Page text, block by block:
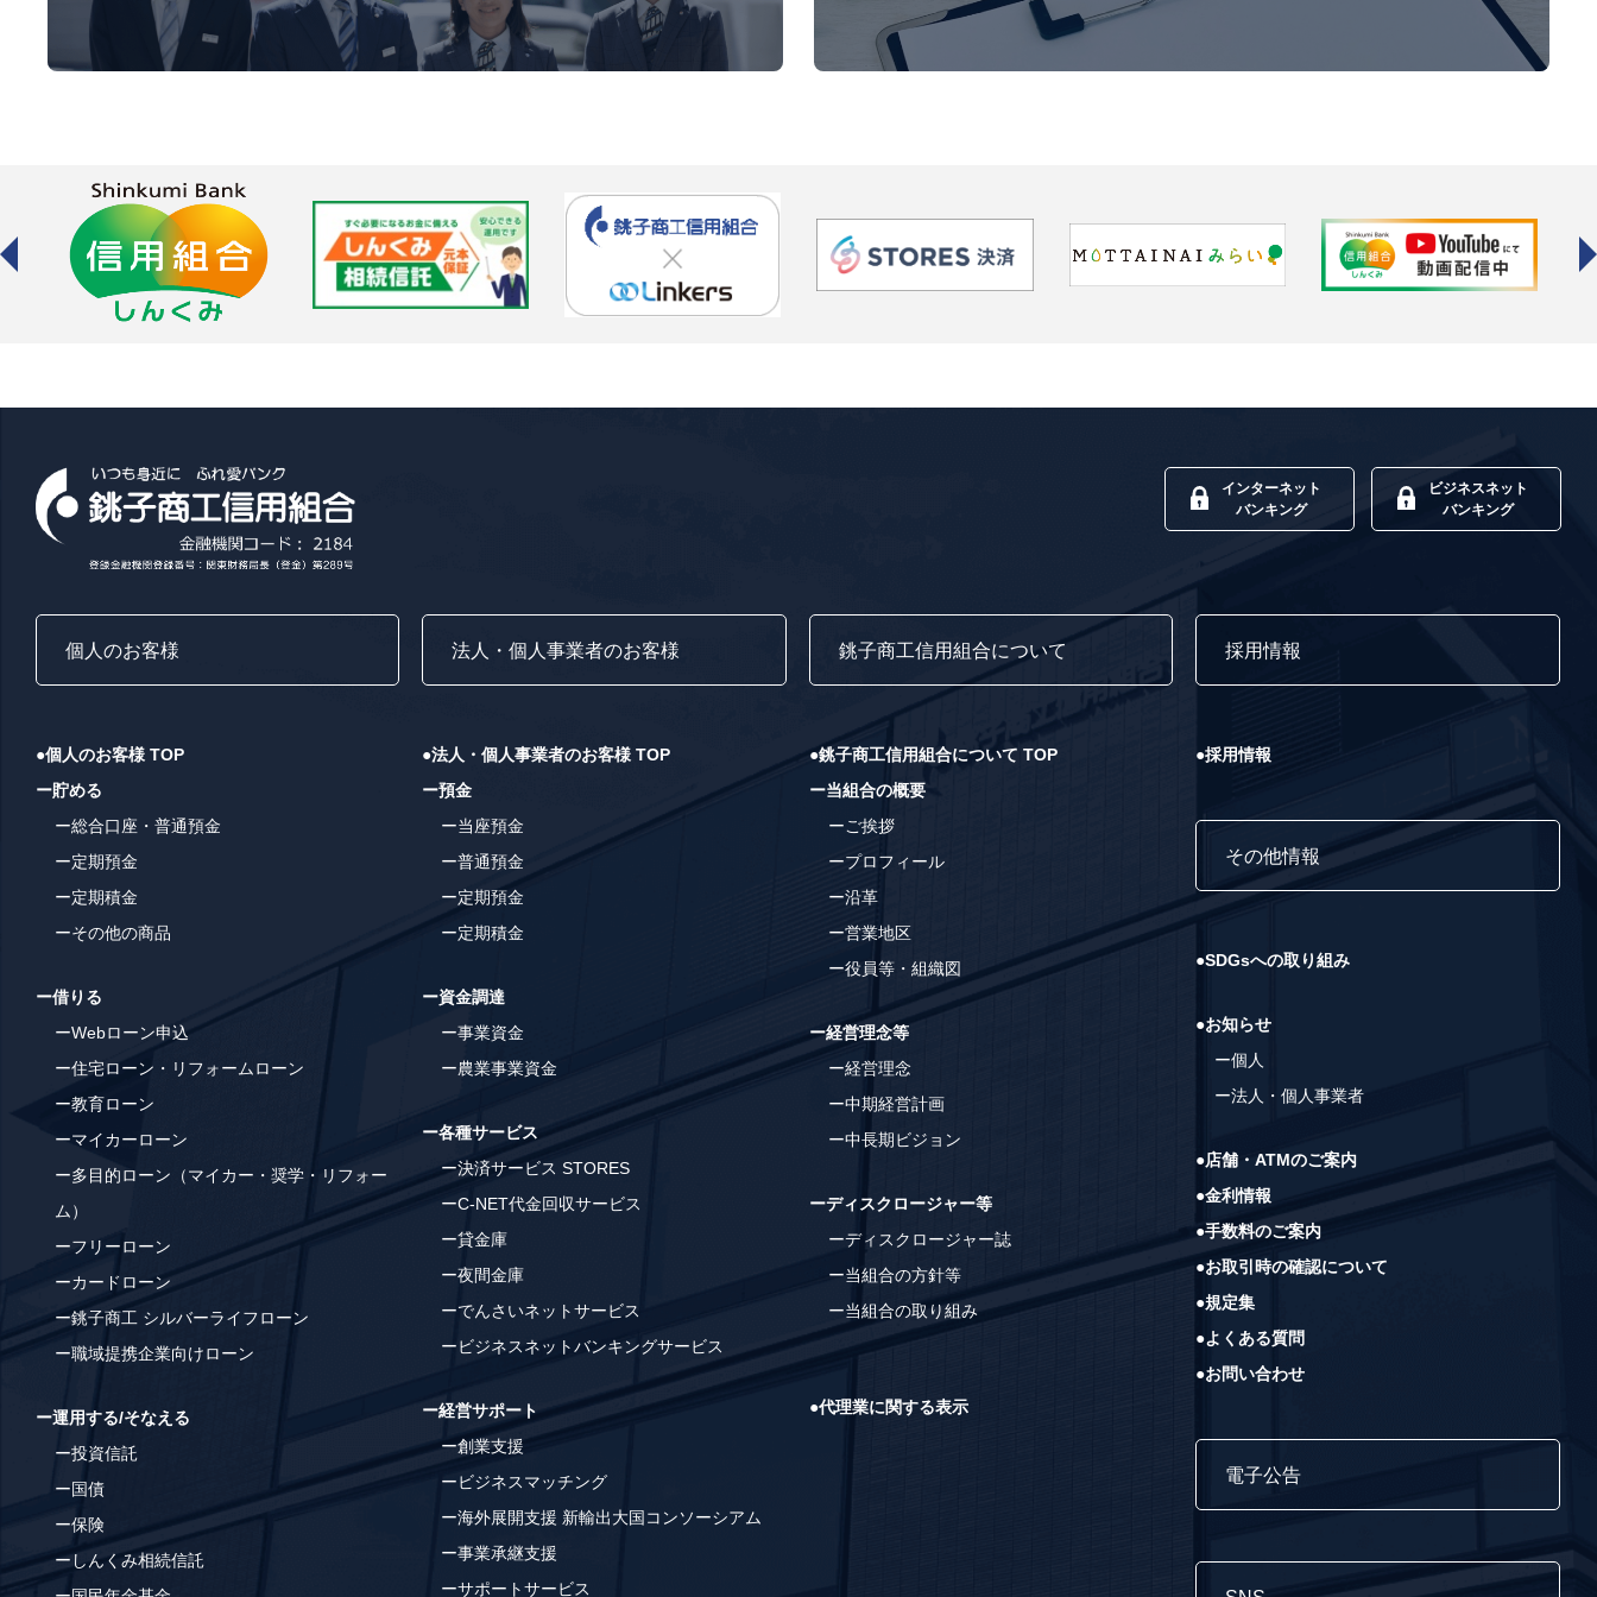
インターネット
バンキング
ビジネスネット
バンキング
個人のお客様
●個人のお客様 TOP
ー貯める
ー総合口座・普通預金
ー定期預金
ー定期積金
ーその他の商品
ー借りる
ーWebローン申込
ー住宅ローン・リフォームローン
ー教育ローン
ーマイカーローン
ー多目的ローン（マイカー・奨学・リフォー
ム）
ーフリーローン
ーカードローン
ー銚子商工 シルバーライフローン
ー職域提携企業向けローン
ー運用する/そなえる
ー投資信託
ー国債
ー保険
ーしんくみ相続信託
法人・個人事業者のお客様
●法人・個人事業者のお客様 TOP
ー預金
ー当座預金
ー普通預金
ー定期預金
ー定期積金
ー資金調達
ー事業資金
ー農業事業資金
ー各種サービス
ー決済サービス STORES
ーC-NET代金回収サービス
ー貸金庫
ー夜間金庫
ーでんさいネットサービス
ービジネスネットバンキングサービス
ー経営サポート
ー創業支援
ービジネスマッチング
ー海外展開支援 新輸出大国コンソーシアム
ー事業承継支援
ーサポートサービス
銚子商工信用組合について
●銚子商工信用組合について TOP
ー当組合の概要
ーご挨拶
ープロフィール
ー沿革
ー営業地区
ー役員等・組織図
ー経営理念等
ー経営理念
ー中期経営計画
ー中長期ビジョン
ーディスクロージャー等
ーディスクロージャー誌
ー当組合の方針等
ー当組合の取り組み
●代理業に関する表示
採用情報
●採用情報
その他情報
●SDGsへの取り組み
●お知らせ
ー個人
ー法人・個人事業者
●店舗・ATMのご案内
●金利情報
●手数料のご案内
●お取引時の確認について
●規定集
●よくある質問
●お問い合わせ
電子公告